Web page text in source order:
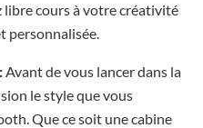
libre cours à votre créativité
personnalisée.
Avant de vous lancer dans la
le style que vous
Que ce soit une cabine